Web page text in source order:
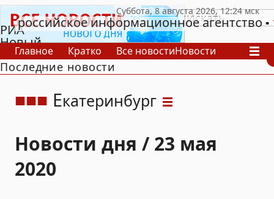
РИА
Новый
День
российское информационное агентство
Главное Кратко Все новостиНовости
В России
В мире
Последние новости
Екатеринбург
Новости дня / 23 мая
2020